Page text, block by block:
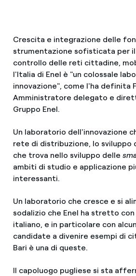
Crescita e integrazione delle
strumentazione sofisticata per
controllo delle reti cittadine,
l'Italia di Enel è "un colossale
innovazione", come l'ha definita
Amministratore delegato e
Gruppo Enel.
Un laboratorio dell'innovazione
rete di distribuzione, lo sviluppo
che trova nello sviluppo delle
ambiti di studio e applicazione
interessanti.
Un laboratorio che cresce e si
sodalizio che Enel ha stretto
italiano, e in particolare con
candidate a divenire esempi di
Bari è una di queste.
Il capoluogo pugliese si sta